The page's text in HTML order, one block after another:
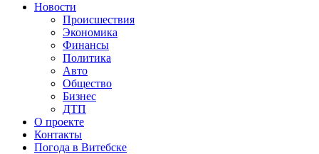
Новости
Происшествия
Экономика
Финансы
Политика
Авто
Общество
Бизнес
ДТП
О проекте
Контакты
Погода в Витебске